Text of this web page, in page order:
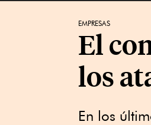
EMPRESAS
El
los
En los